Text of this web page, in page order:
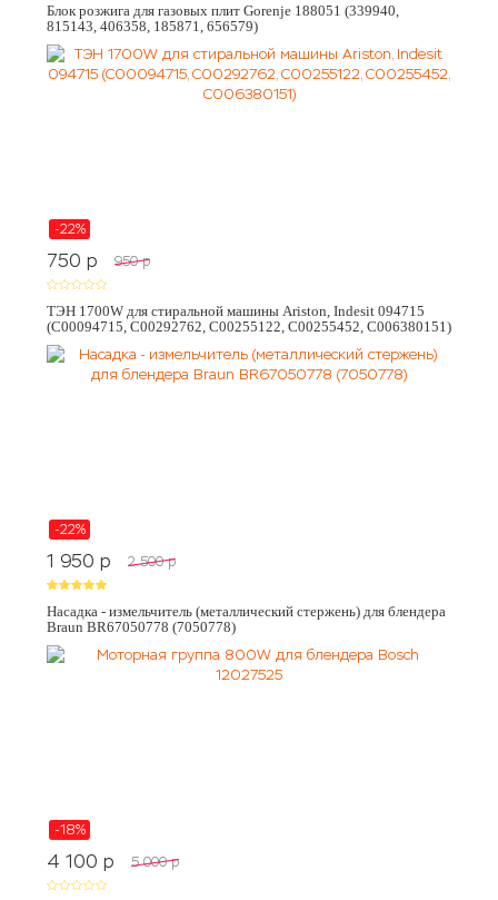
Блок розжига для газовых плит Gorenje 188051 (339940,
815143, 406358, 185871, 656579)
-22%
750 p 950 p
ТЭН 1700W для стиральной машины Ariston, Indesit 094715
(C00094715, C00292762, C00255122, C00255452, C006380151)
-22%
1 950 p 2 500 p
Насадка - измельчитель (металлический стержень) для блендера
Braun BR67050778 (7050778)
-18%
4 100 p 5 000 p